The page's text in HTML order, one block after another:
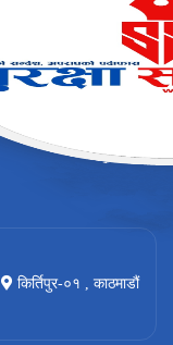
किर्तिपुर-०१ , काठमाडौं